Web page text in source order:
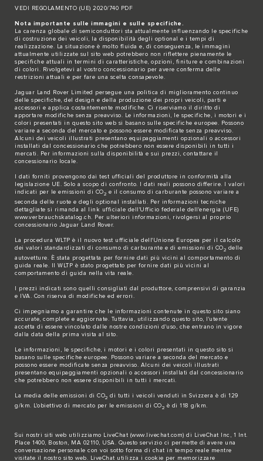
VEDI REGOLAMENTO (UE) 2020/740 PDF
Nota importante sulle immagini e sulle specifiche.
La carenza globale di semiconduttori sta attualmente influenzando le specifiche
di costruzione dei veicoli, la disponibilità degli optional e i tempi di
realizzazione. La situazione è molto fluida e, di conseguenza, le immagini
attualmente utilizzate sul sito web potrebbero non riflettere pienamente le
specifiche attuali in termini di caratteristiche, opzioni, finiture e combinazioni
di colori. Rivolgetevi al vostro concessionario per avere conferma delle
restrizioni attuali e per fare una scelta consapevole.
Jaguar Land Rover Limited persegue una politica di miglioramento continuo
delle specifiche, del design e della produzione dei propri veicoli, parti e
accessori e applica costantemente modifiche. Ci riserviamo il diritto di
apportare modifiche senza preavviso. Le informazioni, le specifiche, i motori e i
colori presentati in questo sito web si basano sulle specifiche europee. Possono
variare a seconda del mercato e possono essere modificate senza preavviso.
Alcuni dei veicoli illustrati presentano equipaggiamenti opzionali o accessori
installati dal concessionario che potrebbero non essere disponibili in tutti i
mercati. Per informazioni sulla disponibilità e sui prezzi, contattare il
concessionario locale.
I dati forniti provengono dai test ufficiali del produttore in conformità alla
legislazione UE. Solo a scopo di confronto. I dati reali possono differire. I valori
indicati per le emissioni di CO2 e il consumo di carburante possono variare a
seconda delle ruote e degli optional installati. Per informazioni tecniche
dettagliate si rimanda al link ufficiale dell'Ufficio federale dell'energia (UFE)
www.verbrauchskatalog.ch. Per ulteriori informazioni, rivolgersi al proprio
concessionario Jaguar Land Rover.
La procedura WLTP è il nuovo test ufficiale dell'Unione Europea per il calcolo
dei valori standardizzati di consumo di carburante e di emissioni di CO2 delle
autovetture. È stata progettata per fornire dati più vicini al comportamento di
guida reale. Il WLTP è stato progettato per fornire dati più vicini al
comportamento di guida nella vita reale.
I prezzi indicati sono quelli consigliati dal produttore, comprensivi di garanzia
e IVA. Con riserva di modifiche ed errori.
Ci impegniamo a garantire che le informazioni contenute in questo sito siano
accurate, complete e aggiornate. Tuttavia, utilizzando questo sito, l'utente
accetta di essere vincolato dalle nostre condizioni d'uso, che entrano in vigore
dalla data della prima visita al sito.
Le informazioni, le specifiche, i motori e i colori presentati in questo sito si
basano sulle specifiche europee. Possono variare a seconda del mercato e
possono essere modificate senza preavviso. Alcuni dei veicoli illustrati
presentano equipaggiamenti opzionali o accessori installati dal concessionario
che potrebbero non essere disponibili in tutti i mercati.
La media delle emissioni di CO2 di tutti i veicoli venduti in Svizzera è di 129
g/km. L'obiettivo di mercato per le emissioni di CO2 è di 118 g/km.
Sui nostri siti web utilizziamo LiveChat (www.livechat.com) di LiveChat Inc, 1 Int.
Place 1400, Boston, MA 02110, USA. Questo servizio ci permette di avere una
conversazione personale con voi sotto forma di chat in tempo reale mentre
visitate il nostro sito web. LiveChat utilizza i cookie per memorizzare